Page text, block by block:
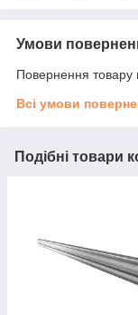
Умови
Повернення товару
Всі умови
Подібні товари